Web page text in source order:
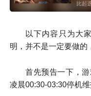
比起
本体...
以下内容只为大
明，并不是一定要做的
首先预告一下，
凌晨00:30-03:30停机维